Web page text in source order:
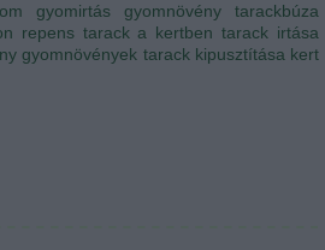
gyomirtás gyomnövény
tarackbúza
repens tarack a kertben tarack irtása
gyomnövények tarack kipusztítása kert